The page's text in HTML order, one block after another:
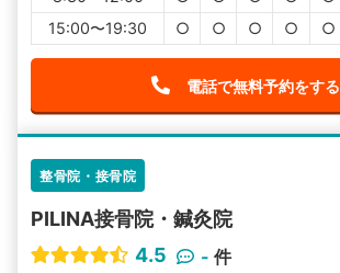
15:00〜19:30
○ ○ ○ ○ ○
電話で無料予約をする
整骨院・接骨院
PILINA接骨院・鍼灸院
4.5
- 件